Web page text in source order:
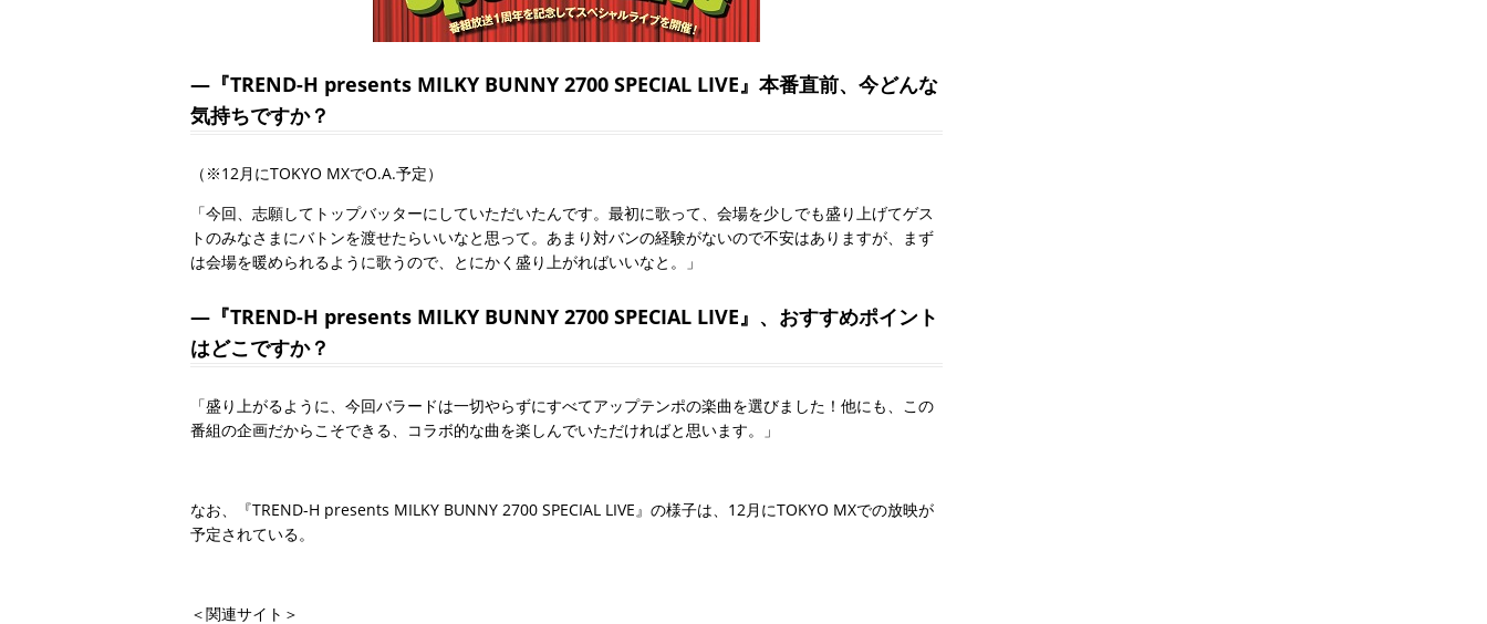
―『TREND-H presents MILKY BUNNY 2700 SPECIAL LIVE』本番直前、今どんな
気持ちですか？
（※12月にTOKYO MXでO.A.予定）
「今回、志願してトップバッターにしていただいたんです。最初に歌って、会場を少しでも盛り上げてゲス
トのみなさまにバトンを渡せたらいいなと思って。あまり対バンの経験がないので不安はありますが、まず
は会場を暖められるように歌うので、とにかく盛り上がればいいなと。」
―『TREND-H presents MILKY BUNNY 2700 SPECIAL LIVE』、おすすめポイント
はどこですか？
「盛り上がるように、今回バラードは一切やらずにすべてアップテンポの楽曲を選びました！他にも、この
番組の企画だからこそできる、コラボ的な曲を楽しんでいただければと思います。」
なお、『TREND-H presents MILKY BUNNY 2700 SPECIAL LIVE』の様子は、12月にTOKYO MXでの放映が
予定されている。
＜関連サイト＞